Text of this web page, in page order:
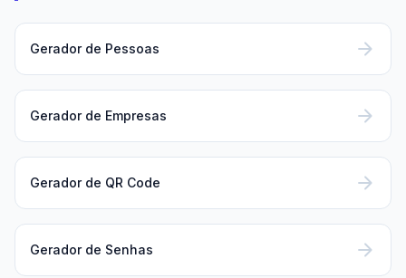
Gerador de Pessoas arrow_forward
Gerador de Empresas arrow_forward
Gerador de QR Code arrow_forward
Gerador de Senhas arrow_forward